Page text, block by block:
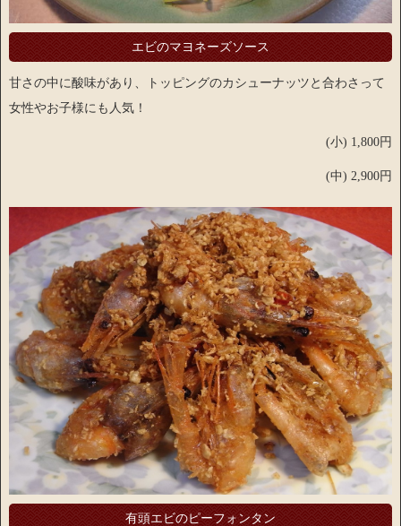
エビのマヨネーズソース
甘さの中に酸味があり、トッピングのカシューナッツと合わさって
女性やお子様にも人気！
(小) 1,800円
(中) 2,900円
有頭エビのピーフォンタン